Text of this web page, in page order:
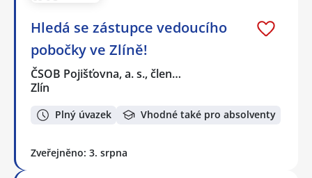
Hledá se zástupce vedoucího
pobočky ve Zlíně!
ČSOB Pojišťovna, a. s., člen…
Zlín
Plný úvazek Vhodné také pro absolventy
Zveřejněno: 3. srpna